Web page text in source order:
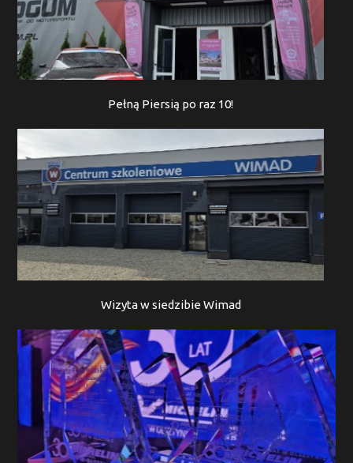
Pełną Piersią po raz 10!
Wizyta w siedzibie Wimad